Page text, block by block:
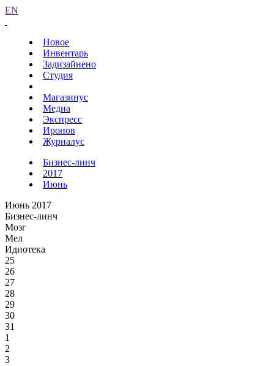
EN
Новое
Инвентарь
Задизайнено
Студия
Магазинус
Медиа
Экспресс
Иронов
Журналус
Бизнес-линч
2017
Июнь
Июнь 2017
Бизнес-линч
Мозг
Мел
Идиотека
25
26
27
28
29
30
31
1
2
3